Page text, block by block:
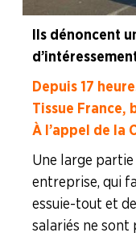
NOUS
CONNAÎTRE
BOITE
OUTILS
AGENDA
Pourquoi
adhérer ?
Ils dénoncent
Depuis 17
Tissue France,
À l’appel de la
Une large
entreprise, qui
essuie-tout et
salariés ne sont